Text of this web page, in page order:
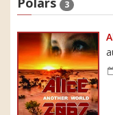
3